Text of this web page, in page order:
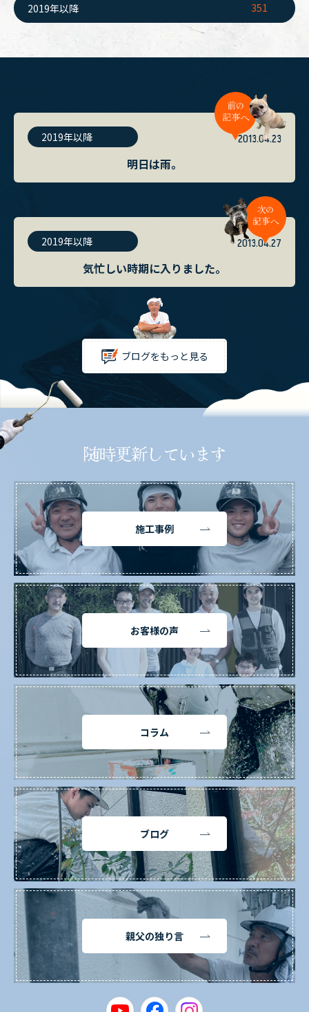
2019年以降 351
2019年以降 2013.04.23
明日は雨。
2019年以降 2013.04.27
気忙しい時期に入りました。
ブログをもっと見る
随時更新しています
施工事例
お客様の声
コラム
ブログ
親父の独り言